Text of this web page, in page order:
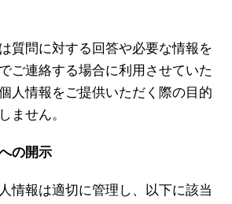
質問に対する回答や必要な情報を
ご連絡する場合に利用させていた
人情報をご提供いただく際の目的
ません。
の開示
情報は適切に管理し、以下に該当